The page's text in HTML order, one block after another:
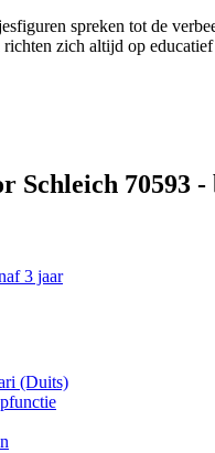
spreken tot de
zich altijd op
Schleich
3 jaar
(Duits)